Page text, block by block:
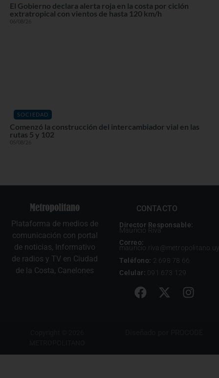
El Gobierno declara alerta roja en la costa por ciclón
extratropical con vientos de hasta 120 km/h
06/08/26
SOCIEDAD
Comenzó la construcción del intercambiador vial en las
rutas 5 y 102
05/08/26
Plataforma de medios de
comunicación con portal
de noticias, Informativo
de radios y TV en Ciudad
de la Costa, Canelones
CONTACTO
Director Responsable:
Mauricio Riva
Correo:
mauricio.riva@metropolitano.uy
Teléfono: 2 698 78 66
Celular: 091 673 129